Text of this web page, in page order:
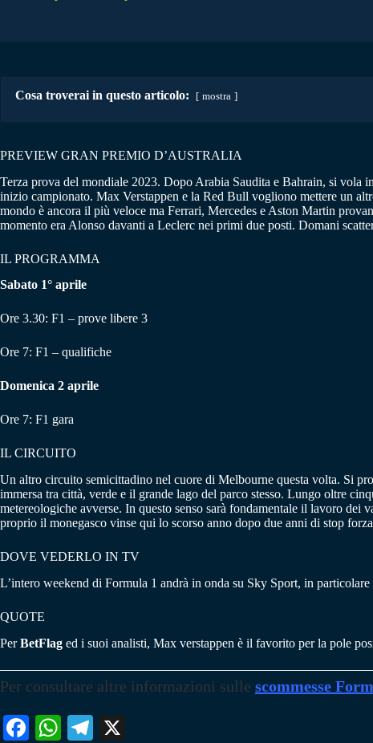
Cosa troverai in questo articolo: mostra
PREVIEW GRAN PREMIO D’AUSTRALIA
Terza prova del mondiale 2023. Dopo Arabia Saudita e Bahrain, si vola
inizio campionato. Max Verstappen e la Red Bull vogliono mettere un
mondo è ancora il più veloce ma Ferrari, Mercedes e Aston Martin
momento era Alonso davanti a Leclerc nei primi due posti. Domani
IL PROGRAMMA
Sabato 1° aprile
Ore 3.30: F1 – prove libere 3
Ore 7: F1 – qualifiche
Domenica 2 aprile
Ore 7: F1 gara
IL CIRCUITO
Un altro circuito semicittadino nel cuore di Melbourne questa volta. Si
immersa tra città, verde e il grande lago del parco stesso. Lungo oltre
metereologiche avverse. In questo senso sarà fondamentale il lavoro
proprio il monegasco vinse qui lo scorso anno dopo due anni di stop
DOVE VEDERLO IN TV
L’intero weekend di Formula 1 andrà in onda su Sky Sport, in
QUOTE
PerBetFlag ed i suoi analisti, Max verstappen è il favorito per la pole
Per consultare altre informazioni sulle scommesse
Fa W
Te